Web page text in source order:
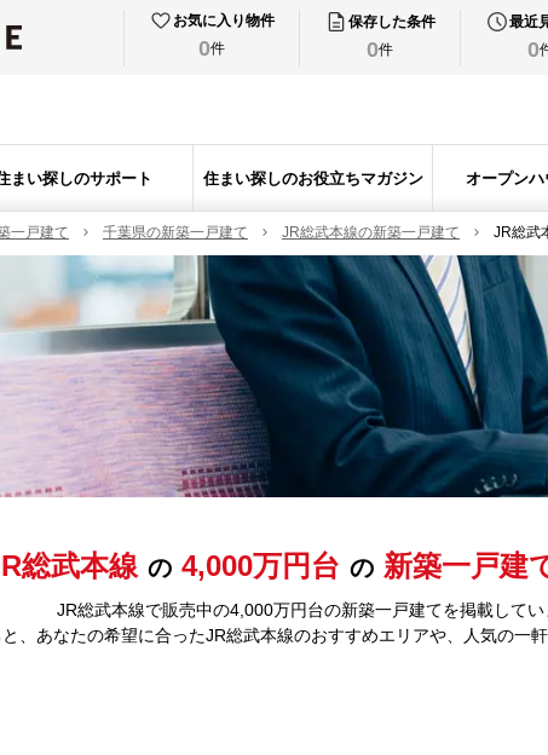
お気に入り物件
0件
保存した条件
0件
最近
0
まい探しのサポート 住まい探しのお役立ちマガジン オープン
一戸建て 千葉県の新築一戸建て JR総武本線の新築一戸建て JR総武
総武本線 の 4,000万円台 の 新築一戸建
JR総武本線で販売中の4,000万円台の新築一戸建てを掲載してい
、あなたの希望に合ったJR総武本線のおすすめエリアや、人気の一軒